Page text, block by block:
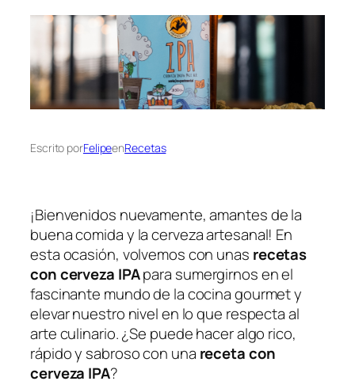
Escrito porFelipeenRecetas
¡Bienvenidos nuevamente, amantes de la
buena comida y la cerveza artesanal! En
esta ocasión, volvemos con unas recetas
con cerveza IPApara sumergirnos en el
fascinante mundo de la cocina gourmet y
elevar nuestro nivel en lo que respecta al
arte culinario. ¿Se puede hacer algo rico,
rápido y sabroso con una receta con
cerveza IPA?